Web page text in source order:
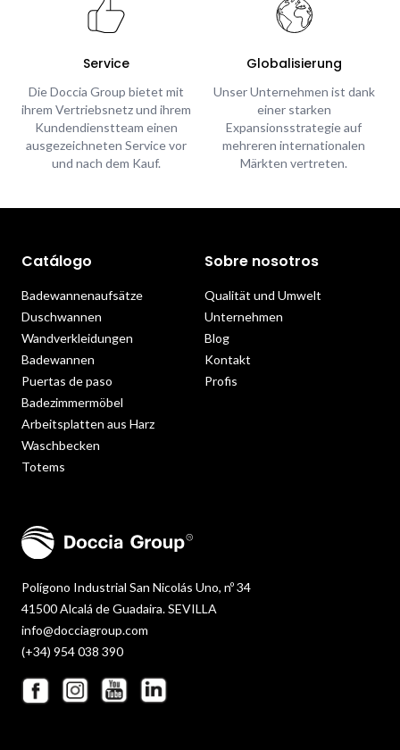
Service
Die Doccia Group bietet mit
ihrem Vertriebsnetz und ihrem
Kundendienstteam einen
ausgezeichneten Service vor
und nach dem Kauf.
Globalisierung
Unser Unternehmen ist dank
einer starken
Expansionsstrategie auf
mehreren internationalen
Märkten vertreten.
Polígono Industrial San Nicolás Uno, nº 34
41500 Alcalá de Guadaira. SEVILLA
info@docciagroup.com
(+34) 954 038 390
Catálogo
Badewannenaufsätze
Duschwannen
Wandverkleidungen
Badewannen
Puertas de paso
Badezimmermöbel
Arbeitsplatten aus Harz
Waschbecken
Totems
Sobre nosotros
Qualität und Umwelt
Unternehmen
Blog
Kontakt
Profis